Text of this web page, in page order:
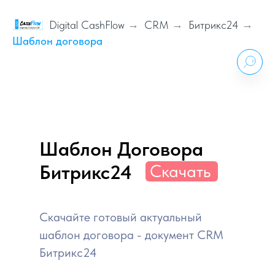
Digital CashFlow → CRM → Битрикс24 →
Шаблон договора
Шаблон Договора
Битрикс24
Скачайте готовый актуальный
шаблон договора - документ CRM
Битрикс24
Скачать